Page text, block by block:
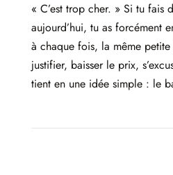
« C’est trop cher. » Si tu fais
aujourd’hui, tu as forcément
à chaque fois, la même
justifier, baisser le prix,
tient en une idée simple : le